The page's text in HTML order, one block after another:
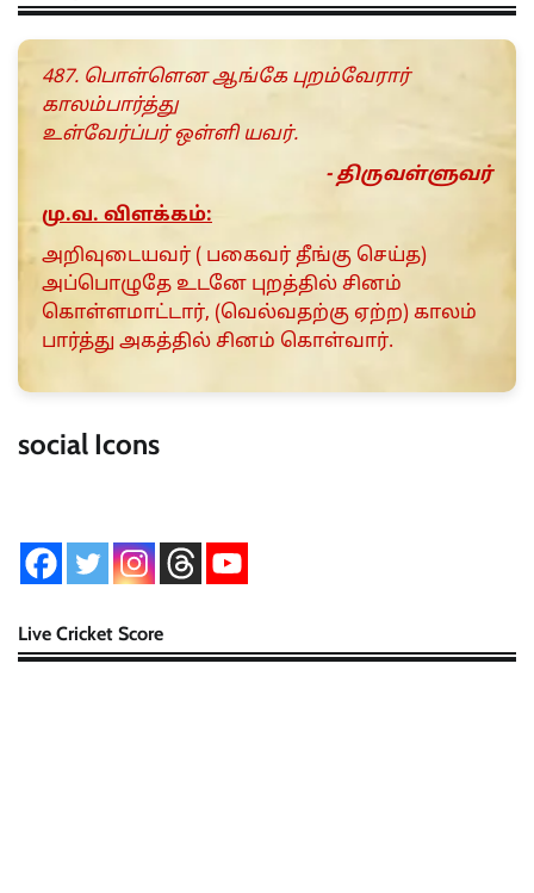
487. பொள்ளென ஆங்கே புறம்வேரார்
காலம்பார்த்து
உள்வேர்ப்பர் ஒள்ளி யவர்.
- திருவள்ளுவர்
மு.வ. விளக்கம்:
அறிவுடையவர் ( பகைவர் தீங்கு செய்த)
அப்பொழுதே உடனே புறத்தில் சினம்
கொள்ளமாட்டார், (வெல்வதற்கு ஏற்ற) காலம்
பார்த்து அகத்தில் சினம் கொள்வார்.
social Icons
Live Cricket Score